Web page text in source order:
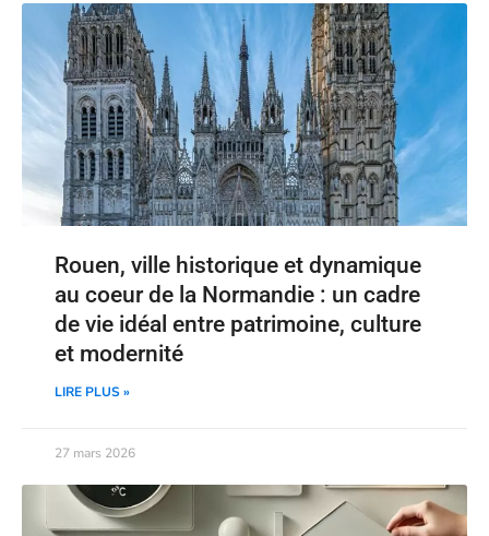
Rouen, ville historique et dynamique
au coeur de la Normandie : un cadre
de vie idéal entre patrimoine, culture
et modernité
LIRE PLUS »
27 mars 2026